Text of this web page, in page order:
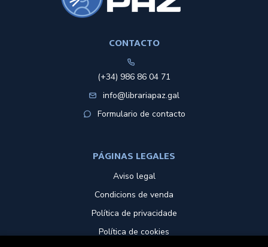
CONTACTO
(+34) 986 86 04 71
info@librariapaz.gal
Formulario de contacto
PÁGINAS LEGALES
Aviso legal
Condicions de venda
Política de privacidade
Política de cookies